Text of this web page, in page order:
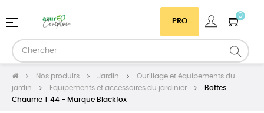
PRO
0
Basculer
navigation
☰
Nos produits Jardin
Outillage et équipements du
jardin
Equipements et accessoires du jardinier
Bottes
Chaume T 44 - Marque Blackfox